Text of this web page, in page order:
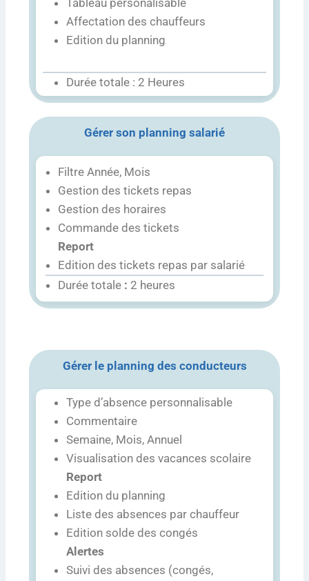
Tableau personalisable
Affectation des chauffeurs
Edition du planning
Durée totale : 2 Heures
Gérer son planning salarié
Filtre Année, Mois
Gestion des tickets repas
Gestion des horaires
Commande des tickets
Report
Edition des tickets repas par salarié
Durée totale : 2 heures
Gérer le planning des conducteurs
Type d’absence personnalisable
Commentaire
Semaine, Mois, Annuel
Visualisation des vacances scolaire
Report
Edition du planning
Liste des absences par chauffeur
Edition solde des congés
Alertes
Suivi des absences (congés,